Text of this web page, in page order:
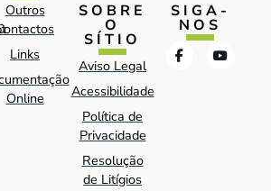
Outros
Links
Online
SOBRE
O
SÍTIO
Aviso Legal
Acessibilidade
Política de
Privacidade
Resolução
de Litígios
SIGA-
NOS